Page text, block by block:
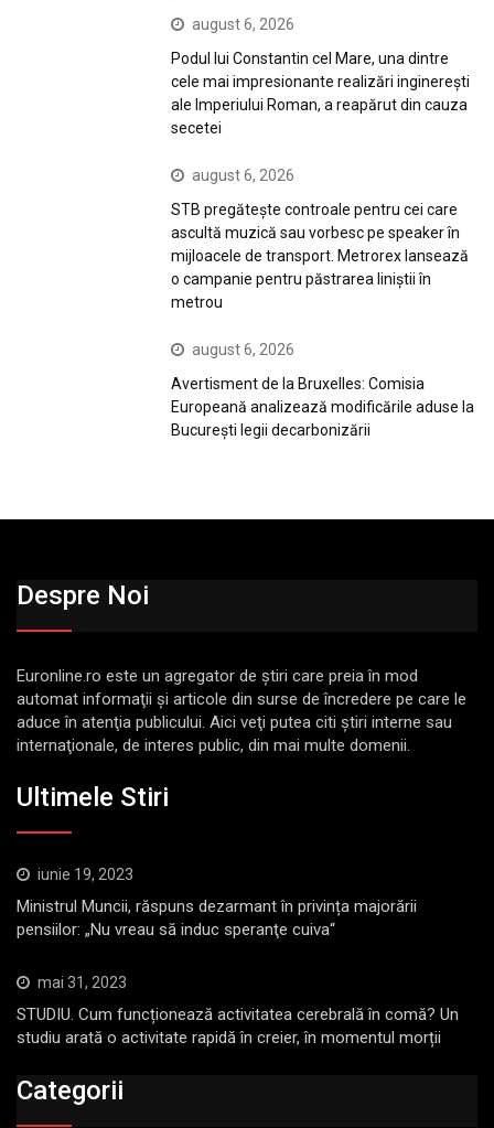
august 6, 2026
Podul lui Constantin cel Mare, una dintre
cele mai impresionante realizări inginerești
ale Imperiului Roman, a reapărut din cauza
secetei
august 6, 2026
STB pregătește controale pentru cei care
ascultă muzică sau vorbesc pe speaker în
mijloacele de transport. Metrorex lansează
o campanie pentru păstrarea liniștii în
metrou
august 6, 2026
Avertisment de la Bruxelles: Comisia
Europeană analizează modificările aduse la
București legii decarbonizării
Despre Noi
Euronline.ro este un agregator de ştiri care preia în mod
automat informaţii şi articole din surse de încredere pe care le
aduce în atenţia publicului. Aici veţi putea citi ştiri interne sau
internaţionale, de interes public, din mai multe domenii.
Ultimele Stiri
iunie 19, 2023
Ministrul Muncii, răspuns dezarmant în privința majorării
pensiilor: „Nu vreau să induc speranţe cuiva“
mai 31, 2023
STUDIU. Cum funcționează activitatea cerebrală în comă? Un
studiu arată o activitate rapidă în creier, în momentul morții
Categorii